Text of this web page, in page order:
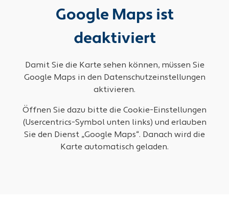
Google Maps ist
deaktiviert
Damit Sie die Karte sehen können, müssen Sie
Google Maps in den Datenschutzeinstellungen
aktivieren.
Öffnen Sie dazu bitte die Cookie-Einstellungen
(Usercentrics-Symbol unten links) und erlauben
Sie den Dienst „Google Maps“. Danach wird die
Karte automatisch geladen.